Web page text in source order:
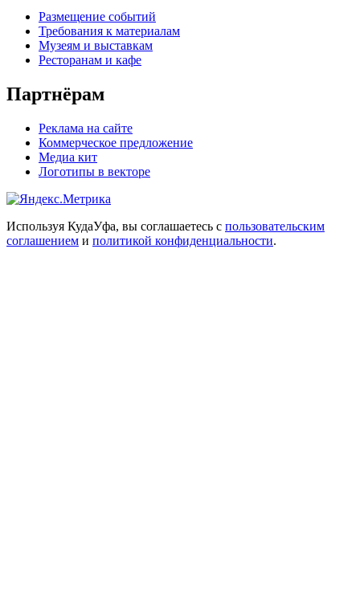
Размещение событий
Требования к материалам
Музеям и выставкам
Ресторанам и кафе
Партнёрам
Реклама на сайте
Коммерческое предложение
Медиа кит
Логотипы в векторе
Используя КудаУфа, вы соглашаетесь с пользовательским
соглашением и политикой конфиденциальности.